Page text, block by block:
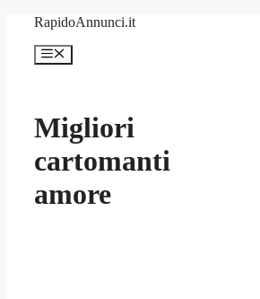
contenuto
RapidoAnnunci.it
Menu
Migliori
cartomanti
amore